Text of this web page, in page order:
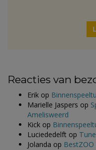
Reacties van
Erik op
Marielle Jaspers op
Amelisweerd
Kick op
Luciededelft op
Jolanda op